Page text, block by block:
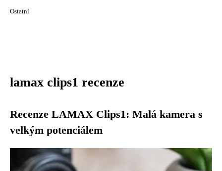
Ostatní
lamax clips1 recenze
Recenze LAMAX Clips1: Malá kamera s
velkým potenciálem